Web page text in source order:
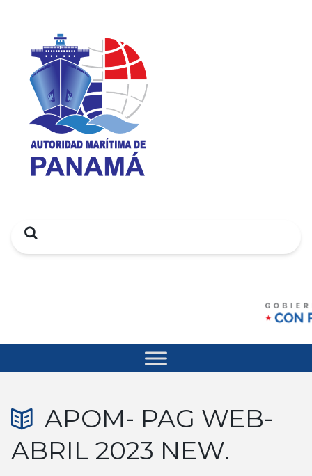
Search
APOM- PAG WEB-
ABRIL 2023 NEW.